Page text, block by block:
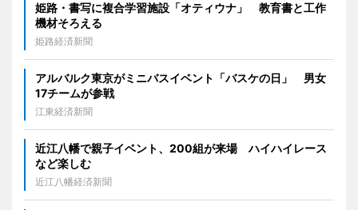
姫路・書写に複合学習施設「オティウナ」 教育書と工作
機材そろえる
姫路経済新聞
アルバルク東京がミニバスイベント「バスケの日」 男女
17チームが参戦
江東経済新聞
近江八幡で親子イベント、200組が来場 ハイハイレース
など楽しむ
近江八幡経済新聞